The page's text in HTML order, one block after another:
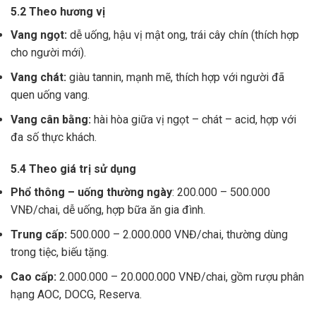
5.2 Theo hương vị
Vang ngọt: dễ uống, hậu vị mật ong, trái cây chín (thích hợp
cho người mới).
Vang chát: giàu tannin, mạnh mẽ, thích hợp với người đã
quen uống vang.
Vang cân bằng: hài hòa giữa vị ngọt – chát – acid, hợp với
đa số thực khách.
5.4 Theo giá trị sử dụng
Phổ thông – uống thường ngày: 200.000 – 500.000
VNĐ/chai, dễ uống, hợp bữa ăn gia đình.
Trung cấp: 500.000 – 2.000.000 VNĐ/chai, thường dùng
trong tiệc, biếu tặng.
Cao cấp: 2.000.000 – 20.000.000 VNĐ/chai, gồm rượu phân
hạng AOC, DOCG, Reserva.